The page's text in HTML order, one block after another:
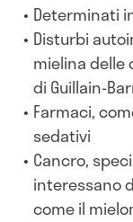
Determinati
Disturbi
mielina delle
di Guillain-
Farmaci,
sedativi
Cancro,
interessano
come il